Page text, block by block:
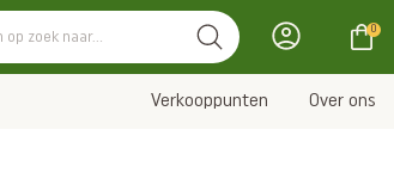
0
Verkooppunten Over ons